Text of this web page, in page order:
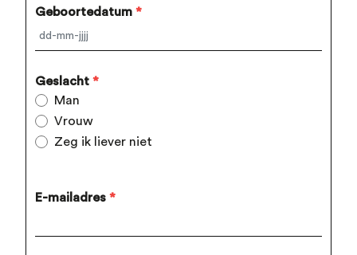
Geboortedatum *
Geslacht *
Man
Vrouw
Zeg ik liever niet
E-mailadres *